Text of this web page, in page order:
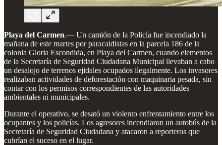
Playa del Carmen.— Un camión de la Policía fue incendiado la
mañana de este martes por paracaidistas en la parcela 186 de la
colonia Gloria Escondida, en Playa del Carmen, cuando elementos
de la Secretaría de Seguridad Ciudadana Municipal llevaban a cabo
un desalojo de terrenos ejidales ocupados ilegalmente. Los invasores
realizaban actividades de deforestación con maquinaria pesada, sin
contar con los permisos correspondientes de las autoridades
ambientales ni municipales.
Durante el operativo, se desató un violento enfrentamiento entre los
ocupantes y los policías. Los agresores incendiaron un autobús de la
Secretaría de Seguridad Ciudadana y atacaron a reporteros que
cubrían el suceso en el lugar.